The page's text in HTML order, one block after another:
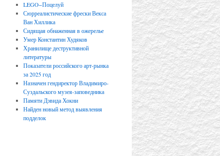
LEGO−Поцелуй
Сюрреалистические фрески Векса
Ван Хиллика
Сидящая обнаженная в ожерелье
Умер Константин Худяков
Хранилище деструктивной
литературы
Показатели российского арт-рынка
за 2025 год
Назначен гендиректор Владимиро-
Суздальского музея-заповедника
Памяти Дэвида Хокни
Найден новый метод выявления
подделок